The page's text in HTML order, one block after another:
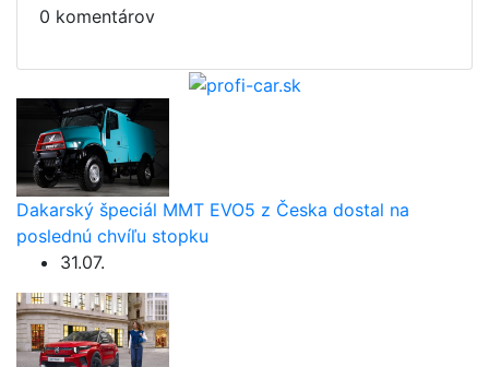
0 komentárov
Dakarský špeciál MMT EVO5 z Česka dostal na
poslednú chvíľu stopku
31.07.